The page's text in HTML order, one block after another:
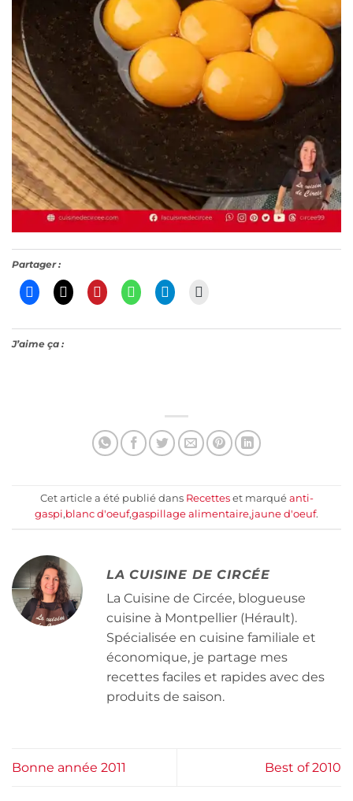
Partager :
J’aime ça :
Cet article a été publié dans Recetteset marqué anti-
gaspi,blanc d'oeuf,gaspillage alimentaire,jaune d'oeuf.
LA CUISINE DE CIRCÉE
La Cuisine de Circée, blogueuse
cuisine à Montpellier (Hérault).
Spécialisée en cuisine familiale et
économique, je partage mes
recettes faciles et rapides avec des
produits de saison.
Bonne année 2011 Best of 2010